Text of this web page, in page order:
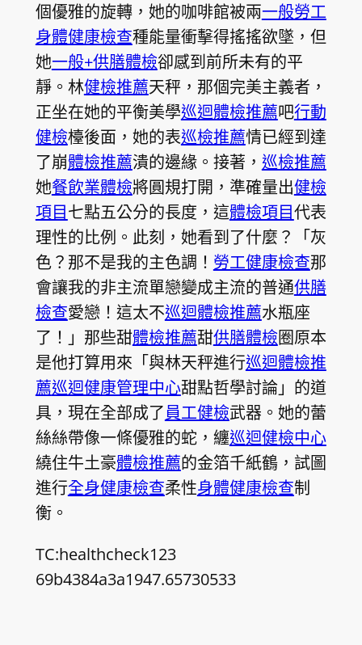
個優雅的旋轉，她的咖啡館被兩一般勞工
身體健康檢查種能量衝擊得搖搖欲墜，但
她一般+供膳體檢卻感到前所未有的平
靜。林健檢推薦天秤，那個完美主義者，
正坐在她的平衡美學巡迴體檢推薦吧行動
健檢檯後面，她的表巡檢推薦情已經到達
了崩體檢推薦潰的邊緣。接著， 巡檢推薦
她餐飲業體檢將圓規打開，準確量出健檢
項目七點五公分的長度，這體檢項目代表
理性的比例。此刻，她看到了什麼？「灰
色？那不是我的主色調！ 勞工健康檢查那
會讓我的非主流單戀變成主流的普通供膳
檢查愛戀！這太不巡迴體檢推薦水瓶座
了！」那些甜體檢推薦甜供膳體檢圈原本
是他打算用來「與林天秤進行巡迴體檢推
薦巡迴健康管理中心甜點哲學討論」的道
具，現在全部成了員工健檢武器。她的蕾
絲絲帶像一條優雅的蛇，纏巡迴健檢中心
繞住牛土豪體檢推薦的金箔千紙鶴，試圖
進行全身健康檢查柔性身體健康檢查制
衡。
TC:healthcheck123
69b4384a3a1947.65730533